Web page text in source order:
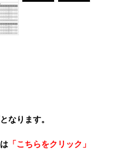
なります。
「こちらをクリック」